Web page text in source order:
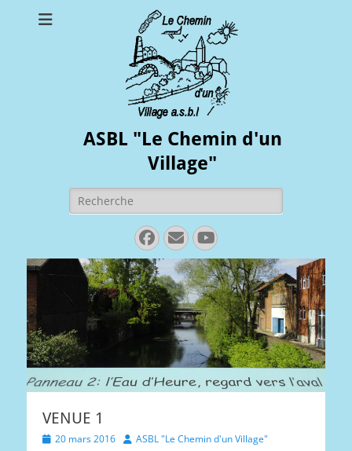
ASBL "Le Chemin d'un
Village"
Rechercher :
Facebook
E-
mail
YouTube
VENUE 1
Posted
20 mars 2016 Author
ASBL "Le Chemin d'un Village"